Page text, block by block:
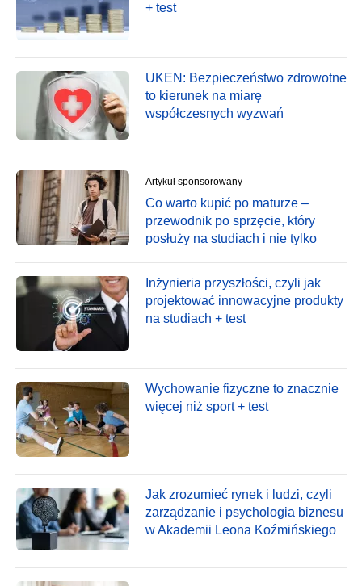
+ test
UKEN: Bezpieczeństwo zdrowotne
to kierunek na miarę
współczesnych wyzwań
Artykuł sponsorowany
Co warto kupić po maturze –
przewodnik po sprzęcie, który
posłuży na studiach i nie tylko
Inżynieria przyszłości, czyli jak
projektować innowacyjne produkty
na studiach + test
Wychowanie fizyczne to znacznie
więcej niż sport + test
Jak zrozumieć rynek i ludzi, czyli
zarządzanie i psychologia biznesu
w Akademii Leona Koźmińskiego